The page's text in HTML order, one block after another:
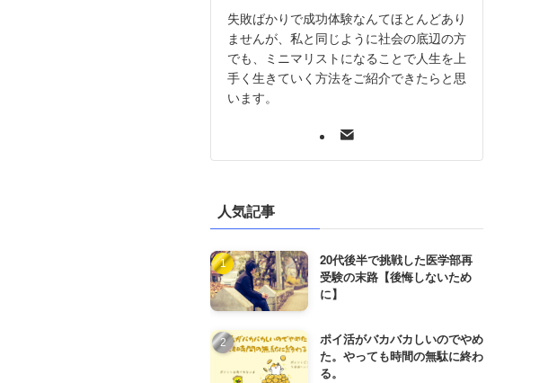
失敗ばかりで成功体験なんてほとんどあり
ませんが、私と同じように社会の底辺の方
でも、ミニマリストになることで人生を上
手く生きていく方法をご紹介できたらと思
います。
人気記事
20代後半で挑戦した医学部再
受験の末路【後悔しないため
に】
ポイ活がバカバカしいのでやめ
た。やっても時間の無駄に終わ
る。